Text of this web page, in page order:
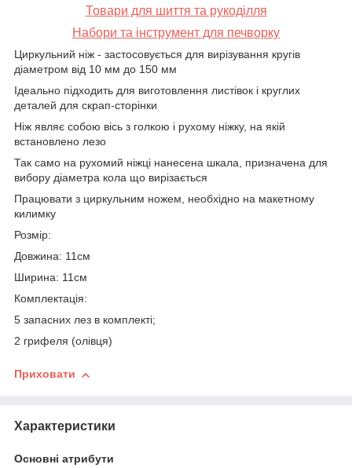
Товари для шиття та рукоділля
Набори та інструмент для печворку
Циркульний ніж - застосовується для вирізування кругів
діаметром від 10 мм до 150 мм
Ідеально підходить для виготовлення листівок і круглих
деталей для скрап-сторінки
Ніж являє собою вісь з голкою і рухому ніжку, на якій
встановлено лезо
Так само на рухомий ніжці нанесена шкала, призначена для
вибору діаметра кола що вирізається
Працювати з циркульним ножем, необхідно на макетному
килимку
Розмір:
Довжина: 11см
Ширина: 11см
Комплектація:
5 запасних лез в комплекті;
2 грифеля (олівця)
Приховати
Характеристики
Основні атрибути